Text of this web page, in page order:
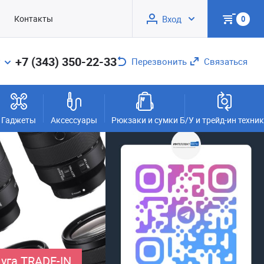
Контакты Вход 0
+7 (343) 350-22-33 Перезвонить Связаться
Гаджеты Аксессуары Рюкзаки и сумки Б/У и трейд-ин
TRADE-IN